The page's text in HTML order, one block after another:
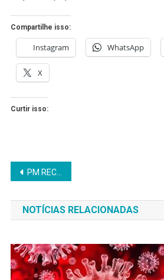
Compartilhe isso:
Instagram WhatsApp
X
Curtir isso:
Navegação
de
Post
PM RECEBE DUAS VIATURAS DOADAS PELA PREFEITURA
NOTÍCIAS RELACIONADAS